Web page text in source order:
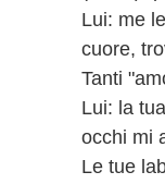
Lui: me
cuore,
Tanti
Lui: la
occhi mi
Le tue